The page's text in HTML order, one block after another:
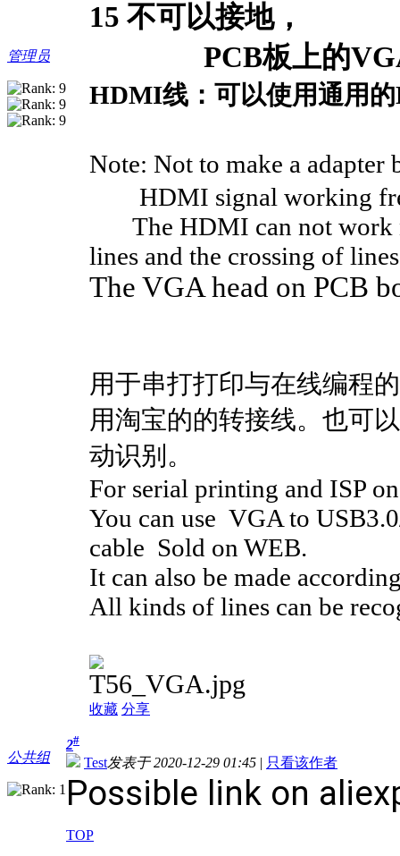
管理员
15 不可以接地，
PCB板上的VGA
HDMI线：可以使用通用
Note: Not to make a
HDMI signal working
The HDMI can not work
lines and the crossing of lines
The VGA head on PCB
用于串打打印与在线编
用淘宝的的转接线。也可
动识别。
For serial printing and ISP
You can use VGA to
cable Sold on WEB.
It can also be made
All kinds of lines can be
收藏 分享
公共组
2#
Test发表于 2020-12-29 01:45 | 只看该作者
Possible link on
TOP